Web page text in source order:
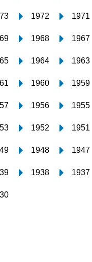
1972 1971
1968 1967
1964 1963
1960 1959
1956 1955
1952 1951
1948 1947
1938 1937